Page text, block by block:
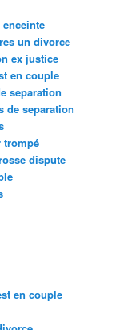
un divorce
ex justice
en couple
separation
de separation
trompé
dispute
en couple